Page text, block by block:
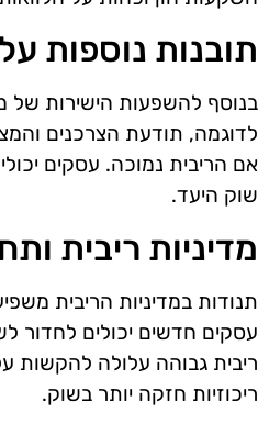
תובנות נוספות
בנוסף להשפעות הישירות של
לדוגמה, תודעת הצרכנים
אם הריבית נמוכה. עסקים
שוק היעד.
מדיניות ריבית
תנודות במדיניות הריבית
עסקים חדשים יכולים לחדור
ריבית גבוהה עלולה להקשות
ריכוזיות חזקה יותר בשוק.